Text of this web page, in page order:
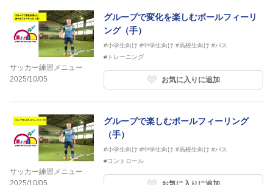
サッカー練習メニュー
2025/10/05
グループで変化を楽しむボールフィーリ
ング（手）
#小学生向け #中学生向け #高校生向け #パス
#トレーニング
お気に入りに追加
サッカー練習メニュー
2025/10/05
グループで楽しむボールフィーリング
（手）
#小学生向け #中学生向け #高校生向け #パス
#コントロール